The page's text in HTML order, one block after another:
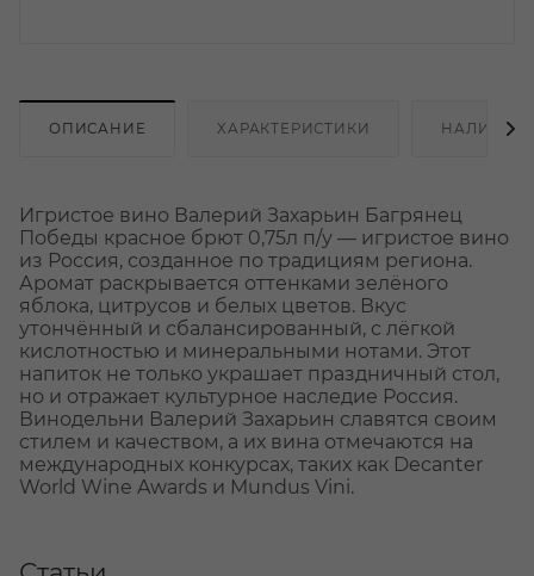
ОПИСАНИЕ ХАРАКТЕРИСТИКИ НАЛИЧИЕ
Игристое вино Валерий Захарьин Багрянец
Победы красное брют 0,75л п/у — игристое вино
из Россия, созданное по традициям региона.
Аромат раскрывается оттенками зелёного
яблока, цитрусов и белых цветов. Вкус
утончённый и сбалансированный, с лёгкой
кислотностью и минеральными нотами. Этот
напиток не только украшает праздничный стол,
но и отражает культурное наследие Россия.
Винодельни Валерий Захарьин славятся своим
стилем и качеством, а их вина отмечаются на
международных конкурсах, таких как Decanter
World Wine Awards и Mundus Vini.